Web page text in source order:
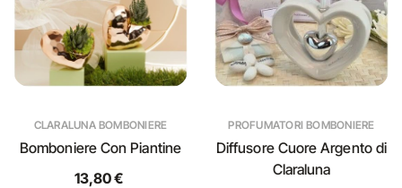
CLARALUNA BOMBONIERE
Bomboniere Con Piantine
13,80 €
PROFUMATORI BOMBONIERE
Diffusore Cuore Argento di
Claraluna